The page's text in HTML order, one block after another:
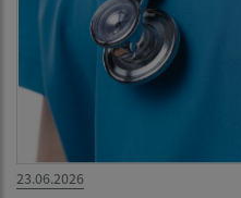
23.06.2026